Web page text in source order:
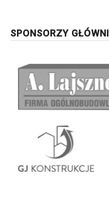
SPONSORZY GŁÓWNI